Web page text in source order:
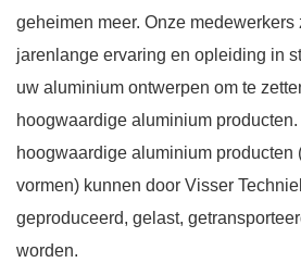
geheimen meer. Onze medewerkers
jarenlange ervaring en opleiding in
uw aluminium ontwerpen om te
hoogwaardige aluminium
hoogwaardige aluminium producten
vormen) kunnen door Visser
geproduceerd, gelast,
worden.